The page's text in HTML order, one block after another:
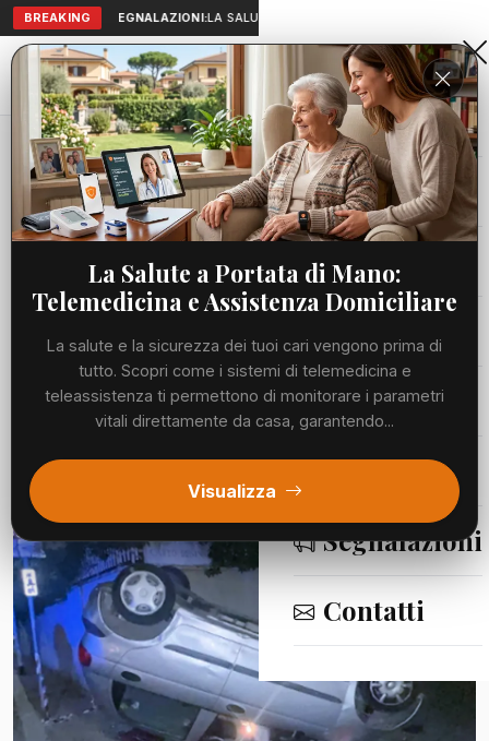
BREAKING SEGNALAZIONI:LA SALUTE A PORTATA DI MANO:
Aranova • NET
PORTALE UTILE AL TERRITORIO
Home
Cronaca
Viabilità
Utilità
Meteo
Eventi
Segnalazioni
Contatti
Cronaca Grave incidente all'Appio Latino: auto si ribalta...
CRONACA
Grave incidente all'Appio Latino:
auto si ribalta e la conducente
finisce in ospedale, si cercano
testimoni
VENERDÌ, 19 GIUGNO 2026 72 LETTURE 1 MIN DI LETTURA
La Salute a Portata di Mano:
Telemedicina e Assistenza Domiciliare
La salute e la sicurezza dei tuoi cari vengono prima di
tutto. Scopri come i sistemi di telemedicina e
teleassistenza ti permettono di monitorare i parametri
vitali direttamente da casa, garantendo...
Visualizza